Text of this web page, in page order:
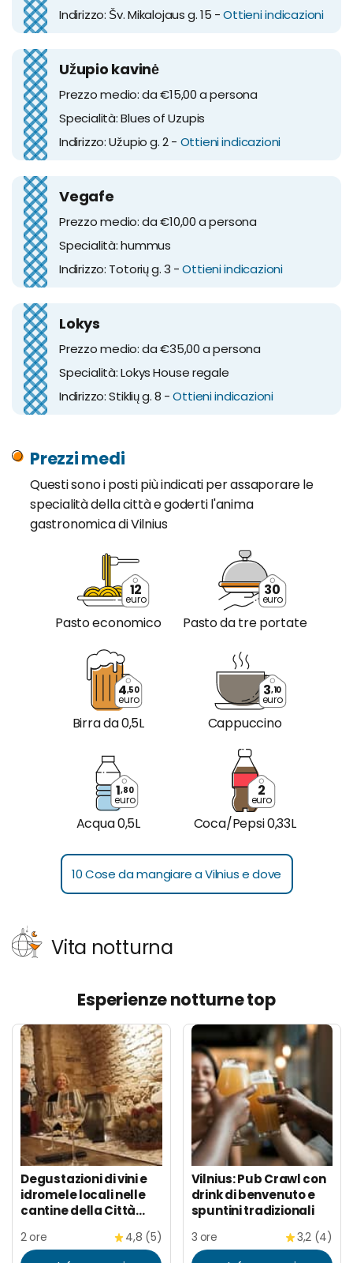
Indirizzo: Šv. Mikalojaus g. 15 -Ottieni indicazioni
Užupio kavinė
Prezzo medio: da €15,00 a persona
Specialità: Blues of Uzupis
Indirizzo: Užupio g. 2 - Ottieni indicazioni
Vegafe
Prezzo medio: da €10,00 a persona
Specialità: hummus
Indirizzo: Totorių g. 3 -Ottieni indicazioni
Lokys
Prezzo medio: da €35,00 a persona
Specialità: Lokys House regale
Indirizzo: Stiklių g. 8 -Ottieni indicazioni
Prezzi medi
Questi sono i posti più indicati per assaporare le
specialità della città e goderti l'anima
gastronomica di Vilnius
Pasto economico
12
euro
Pasto da tre portate
30
euro
Birra da 0,5L
4,50
euro
Cappuccino
3,10
euro
Acqua 0,5L
1,80
euro
Coca/Pepsi 0,33L
2
euro
10 Cose da mangiare a Vilnius e dove
Vita notturna
Esperienze notturne top
Degustazioni di vini e
idromele locali nelle
cantine della Città
2 ore 4,8 (5)
Vilnius: Pub Crawl con
drink di benvenuto e
spuntini tradizionali
3 ore 3,2 (4)